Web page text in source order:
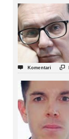
 Komentari 